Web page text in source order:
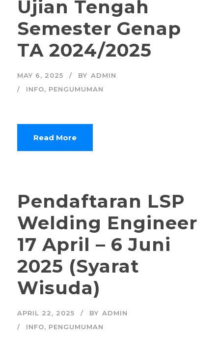
Ujian Tengah
Semester Genap
TA 2024/2025
MAY 6, 2025 BY ADMIN
INFO, PENGUMUMAN
Read More
Pendaftaran LSP
Welding Engineer
17 April – 6 Juni
2025 (Syarat
Wisuda)
APRIL 22, 2025 BY ADMIN
INFO, PENGUMUMAN